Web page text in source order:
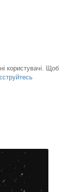
користувачі. Щоб